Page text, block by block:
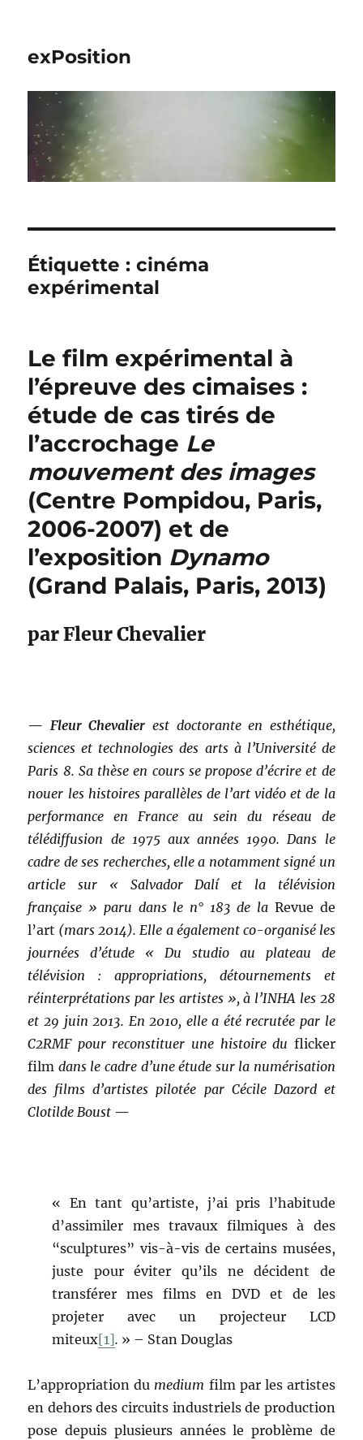
exPosition
Étiquette :cinéma
expérimental
Le film expérimental à
l’épreuve des cimaises :
étude de cas tirés de
l’accrochage Le
mouvement des images
(Centre Pompidou, Paris,
2006-2007) et de
l’exposition Dynamo
(Grand Palais, Paris, 2013)
par Fleur Chevalier
— Fleur Chevalier est doctorante en esthétique,
sciences et technologies des arts à l’Université de
Paris 8. Sa thèse en cours se propose d’écrire et de
nouer les histoires parallèles de l’art vidéo et de la
performance en France au sein du réseau de
télédiffusion de 1975 aux années 1990. Dans le
cadre de ses recherches, elle a notamment signé un
article sur « Salvador Dalí et la télévision
française » paru dans le n° 183 de la Revue de
l’art (mars 2014). Elle a également co-organisé les
journées d’étude « Du studio au plateau de
télévision : appropriations, détournements et
réinterprétations par les artistes », à l’INHA les 28
et 29 juin 2013. En 2010, elle a été recrutée par le
C2RMF pour reconstituer une histoire du flicker
film dans le cadre d’une étude sur la numérisation
des films d’artistes pilotée par Cécile Dazord et
Clotilde Boust —
« En tant qu’artiste, j’ai pris l’habitude
d’assimiler mes travaux filmiques à des
“sculptures” vis-à-vis de certains musées,
juste pour éviter qu’ils ne décident de
transférer mes films en DVD et de les
projeter avec un projecteur LCD
miteux[1]. » – Stan Douglas
L’appropriation du medium film par les artistes
en dehors des circuits industriels de production
pose depuis plusieurs années le problème de